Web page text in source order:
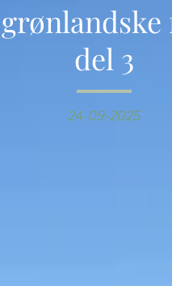
del 3
24-09-2025